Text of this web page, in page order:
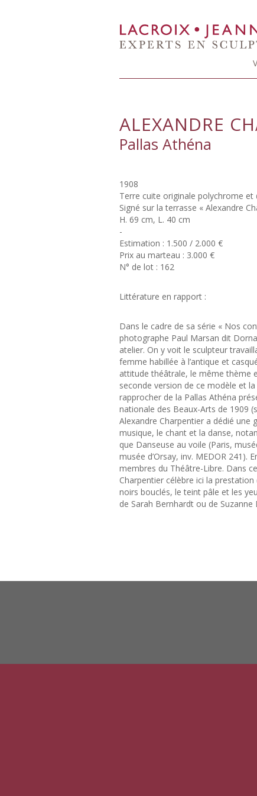
ALEXANDRE
Pallas Athéna
1908
Terre cuite originale polychrome et
Signé sur la terrasse « Alexandre
H. 69 cm, L. 40 cm
-
Estimation : 1.500 / 2.000 €
Prix au marteau : 3.000 €
N° de lot : 162
Littérature en rapport :
Dans le cadre de sa série « Nos
photographe Paul Marsan dit
atelier. On y voit le sculpteur
femme habillée à l’antique et
attitude théâtrale, le même thème
seconde version de ce modèle et
rapprocher de la Pallas Athéna
nationale des Beaux-Arts de 1909
Alexandre Charpentier a dédié
musique, le chant et la danse,
que Danseuse au voile (Paris,
musée d’Orsay, inv. MEDOR 241).
membres du Théâtre-Libre. Dans
Charpentier célèbre ici la
noirs bouclés, le teint pâle et les
de Sarah Bernhardt ou de